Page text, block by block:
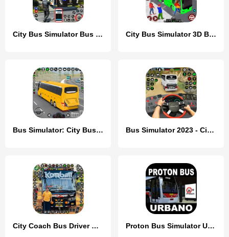
City Bus Simulator Bus Game 3D City Bus Simulator 3D Bus Game
Bus Simulator: City Bus Games Bus Simulator 2023 - City Bus
City Coach Bus Driver Games 3D Proton Bus Simulator Urbano